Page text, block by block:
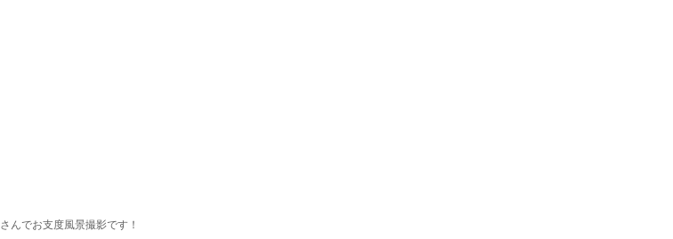
さんでお支度風景撮影です！